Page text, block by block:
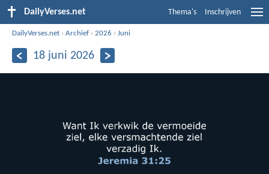
DailyVerses.net Thema's Inschrijven
DailyVerses.net ›Archief ›2026 ›Juni
18 juni 2026